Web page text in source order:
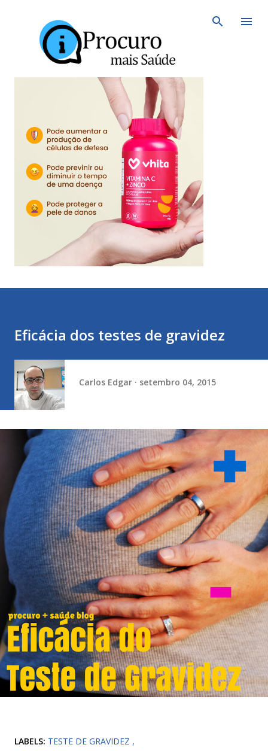
Eficácia dos testes de gravidez
Carlos Edgar setembro 04, 2015
LABELS: TESTE DE GRAVIDEZ